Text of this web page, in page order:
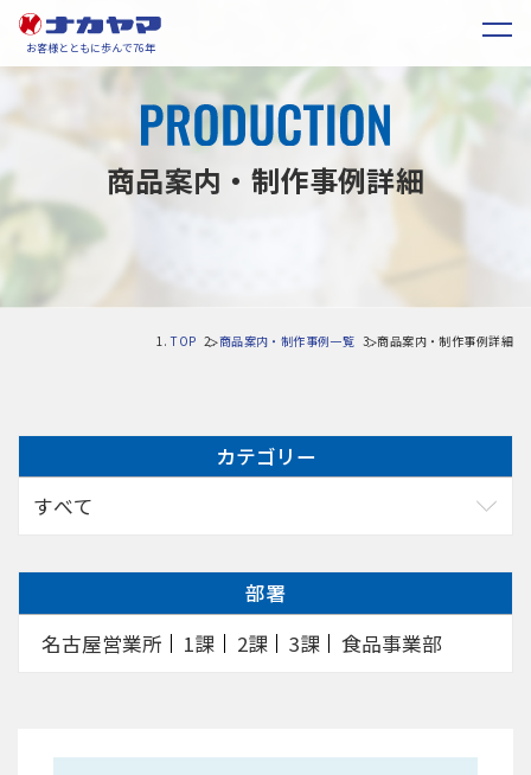
お客様とともに歩んで76年
商品案内・制作事例詳細
TOP 商品案内・制作事例一覧 商品案内・制作事例詳細
カテゴリー
すべて
部署
名古屋営業所
1課 2課 3課 食品事業部